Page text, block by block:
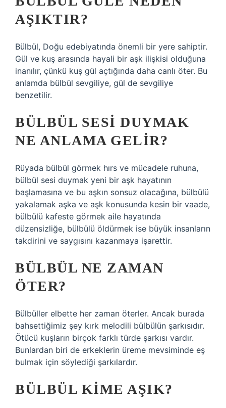
AŞIKTIR?
Bülbül, Doğu edebiyatında önemli bir yere sahiptir.
Gül ve kuş arasında hayali bir aşk ilişkisi olduğuna
inanılır, çünkü kuş gül açtığında daha canlı öter. Bu
anlamda bülbül sevgiliye, gül de sevgiliye
benzetilir.
BÜLBÜL SESI DUYMAK
NE ANLAMA GELIR?
Rüyada bülbül görmek hırs ve mücadele ruhuna,
bülbül sesi duymak yeni bir aşk hayatının
başlamasına ve bu aşkın sonsuz olacağına, bülbülü
yakalamak aşka ve aşk konusunda kesin bir vaade,
bülbülü kafeste görmek aile hayatında
düzensizliğe, bülbülü öldürmek ise büyük insanların
takdirini ve saygısını kazanmaya işarettir.
BÜLBÜL NE ZAMAN
ÖTER?
Bülbüller elbette her zaman öterler. Ancak burada
bahsettiğimiz şey kırk melodili bülbülün şarkısıdır.
Ötücü kuşların birçok farklı türde şarkısı vardır.
Bunlardan biri de erkeklerin üreme mevsiminde eş
bulmak için söylediği şarkılardır.
BÜLBÜL KIME AŞIK?